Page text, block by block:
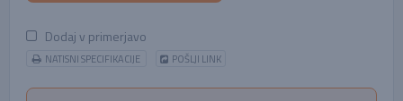
Dodaj v primerjavo
NATISNI SPECIFIKACIJE POŠLJI LINK